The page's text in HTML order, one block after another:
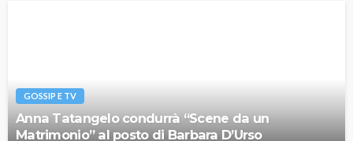
GOSSIP E TV
Anna Tatangelo condurrà “Scene da un
Matrimonio” al posto di Barbara D’Urso